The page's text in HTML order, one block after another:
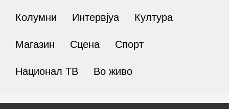
Колумни Интервјуа Култура
Магазин Сцена Спорт
Национал ТВ Во живо